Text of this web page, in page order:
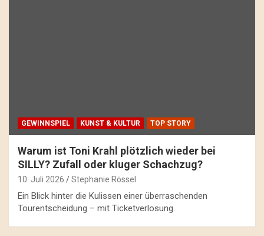
GEWINNSPIEL KUNST & KULTUR TOP STORY
Warum ist Toni Krahl plötzlich wieder bei
SILLY? Zufall oder kluger Schachzug?
10. Juli 2026 Stephanie Rössel
Ein Blick hinter die Kulissen einer überraschenden
Tourentscheidung – mit Ticketverlosung.